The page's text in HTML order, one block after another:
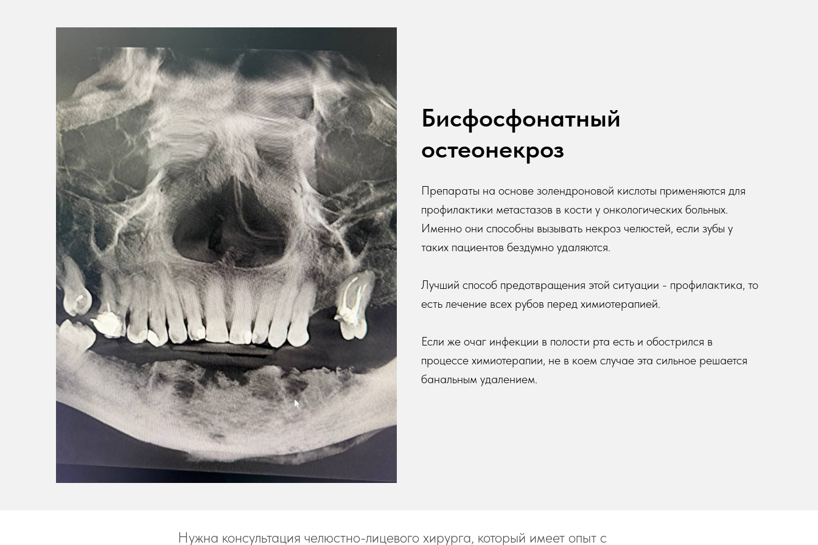
Бисфосфонатный
остеонекроз
Препараты на основе золендроновой кислоты применяются для
профилактики метастазов в кости у онкологических больных.
Именно они способны вызывать некроз челюстей, если зубы у
таких пациентов бездумно удаляются.
Лучший способ предотвращения этой ситуации - профилактика, то
есть лечение всех pубов перед химиотерапией.
Если же очаг инфекции в полости рта есть и обострился в
процессе химиотерапии, не в коем случае эта сильное решается
банальным удалением.
Нужна консультация челюстно-лицевого хирурга, который имеет опыт с